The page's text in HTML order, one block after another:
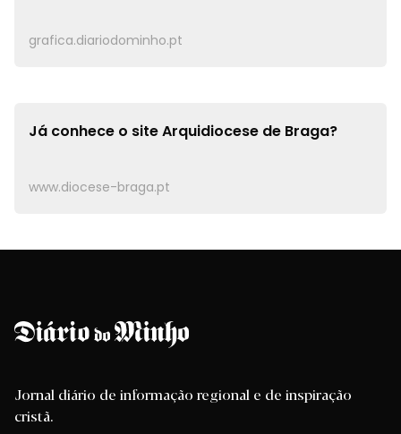
grafica.diariodominho.pt
Já conhece o siteArquidiocese de Braga?
www.diocese-braga.pt
Jornal diário de informação regional e de inspiração
cristã.